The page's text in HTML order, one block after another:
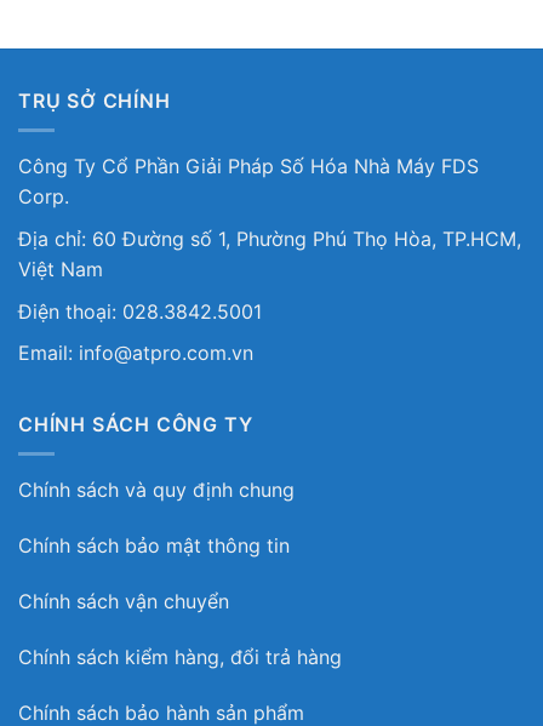
TRỤ SỞ CHÍNH
Công Ty Cổ Phần Giải Pháp Số Hóa Nhà Máy FDS
Corp.
Địa chỉ: 60 Đường số 1, Phường Phú Thọ Hòa, TP.HCM,
Việt Nam
Điện thoại: 028.3842.5001
Email: info@atpro.com.vn
CHÍNH SÁCH CÔNG TY
Chính sách và quy định chung
Chính sách bảo mật thông tin
Chính sách vận chuyển
Chính sách kiểm hàng, đổi trả hàng
Chính sách bảo hành sản phẩm